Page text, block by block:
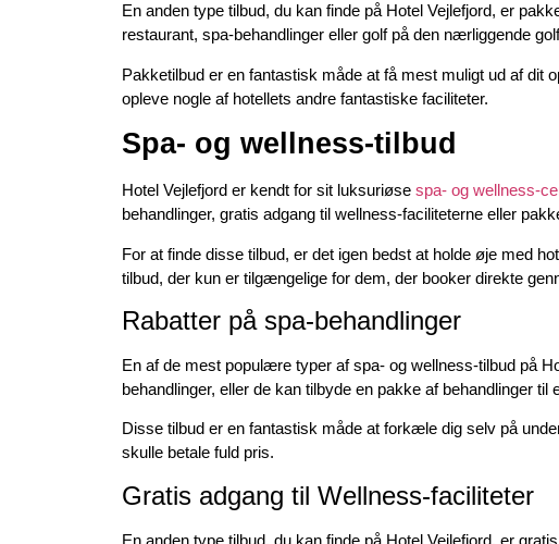
En anden type tilbud, du kan finde på Hotel Vejlefjord, er
restaurant, spa-behandlinger eller golf på den nærliggende
Pakketilbud er en fantastisk måde at få mest muligt ud af dit
opleve nogle af hotellets andre fantastiske faciliteter.
Spa- og wellness-tilbud
Hotel Vejlefjord er kendt for sit luksuriøse spa- og wellness-
behandlinger, gratis adgang til wellness-faciliteterne eller
For at finde disse tilbud, er det igen bedst at holde øje med
tilbud, der kun er tilgængelige for dem, der booker direkte
Rabatter på spa-behandlinger
En af de mest populære typer af spa- og wellness-tilbud på
behandlinger, eller de kan tilbyde en pakke af behandlinger til
Disse tilbud er en fantastisk måde at forkæle dig selv på
skulle betale fuld pris.
Gratis adgang til Wellness-faciliteter
En anden type tilbud, du kan finde på Hotel Vejlefjord, er